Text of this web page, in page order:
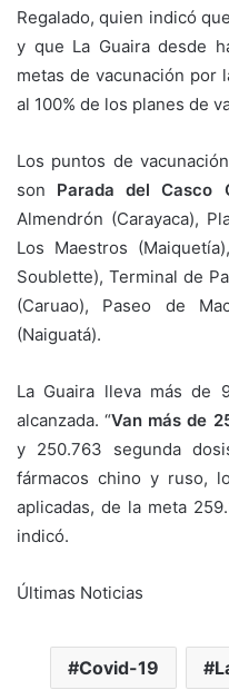
Regalado, quien indicó
y que La Guaira desde
metas de vacunación por
al 100% de los planes de
Los puntos de
son Parada del Casco
Almendrón (Carayaca),
Los Maestros
Soublette), Terminal de
(Caruao), Paseo de
(Naiguatá).
La Guaira lleva más de
alcanzada. “Van más de
y 250.763 segunda
fármacos chino y ruso,
aplicadas, de la meta
indicó.
Últimas Noticias
Covid-19